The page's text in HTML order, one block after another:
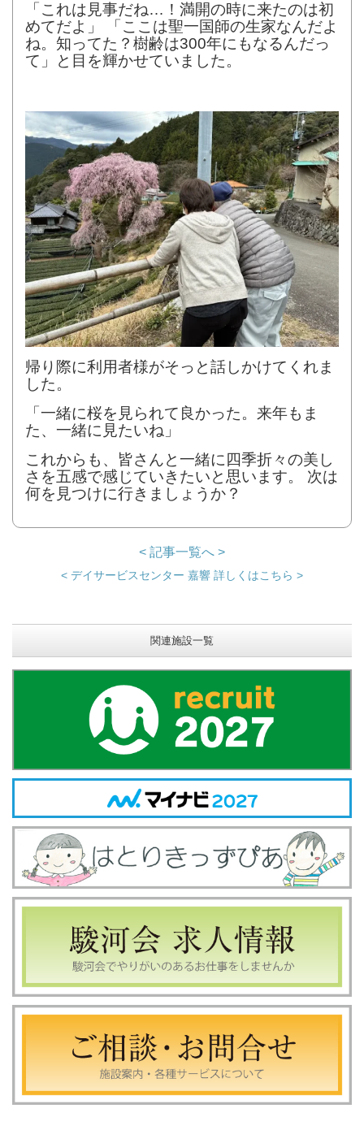
「これは見事だね…！満開の時に来たのは初
めてだよ」 「ここは聖一国師の生家なんだよ
ね。知ってた？樹齢は300年にもなるんだっ
て」と目を輝かせていました。
帰り際に利用者様がそっと話しかけてくれま
した。
「一緒に桜を見られて良かった。来年もま
た、一緒に見たいね」
これからも、皆さんと一緒に四季折々の美し
さを五感で感じていきたいと思います。 次は
何を見つけに行きましょうか？
< 記事一覧へ >
< デイサービスセンター 嘉響 詳しくはこちら >
関連施設一覧